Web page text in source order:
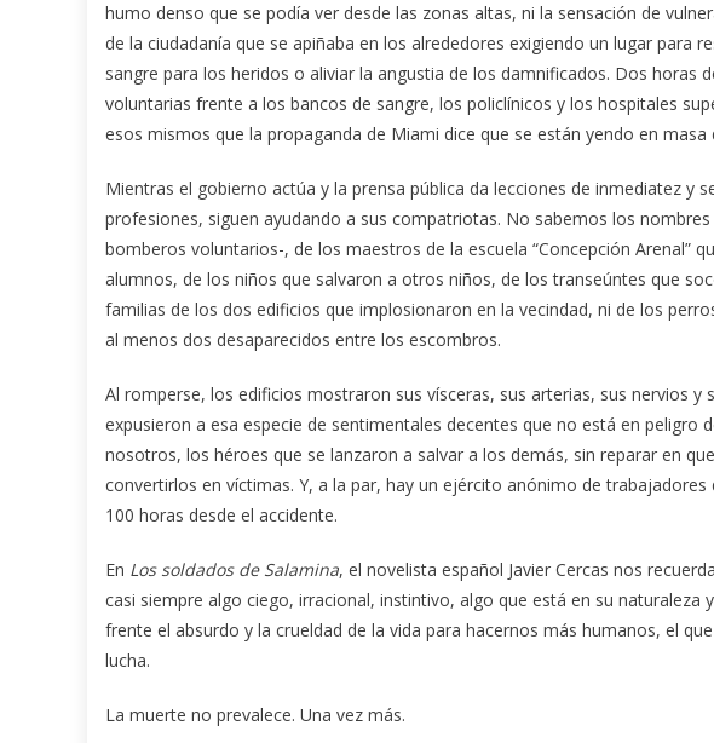
humo denso que se podía ver desde las zonas altas, ni la sensación de
de la ciudadanía que se apiñaba en los alrededores exigiendo un lugar para
sangre para los heridos o aliviar la angustia de los damnificados. Dos horas
voluntarias frente a los bancos de sangre, los policlínicos y los hospitales
esos mismos que la propaganda de Miami dice que se están yendo en masa
Mientras el gobierno actúa y la prensa pública da lecciones de inmediatez y
profesiones, siguen ayudando a sus compatriotas. No sabemos los
bomberos voluntarios-, de los maestros de la escuela “Concepción Arenal”
alumnos, de los niños que salvaron a otros niños, de los transeúntes que
familias de los dos edificios que implosionaron en la vecindad, ni de los
al menos dos desaparecidos entre los escombros.
Al romperse, los edificios mostraron sus vísceras, sus arterias, sus nervios y
expusieron a esa especie de sentimentales decentes que no está en peligro
nosotros, los héroes que se lanzaron a salvar a los demás, sin reparar en
convertirlos en víctimas. Y, a la par, hay un ejército anónimo de
100 horas desde el accidente.
En Los soldados de Salamina, el novelista español Javier Cercas nos
casi siempre algo ciego, irracional, instintivo, algo que está en su naturaleza
frente el absurdo y la crueldad de la vida para hacernos más humanos, el
lucha.
La muerte no prevalece. Una vez más.